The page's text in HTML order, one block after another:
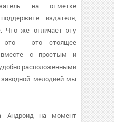
на отметке
издателя,
Что же отличает эту
это - это стоящее
вместе с простым и
расположенными
мелодией мы
Андроид на момент